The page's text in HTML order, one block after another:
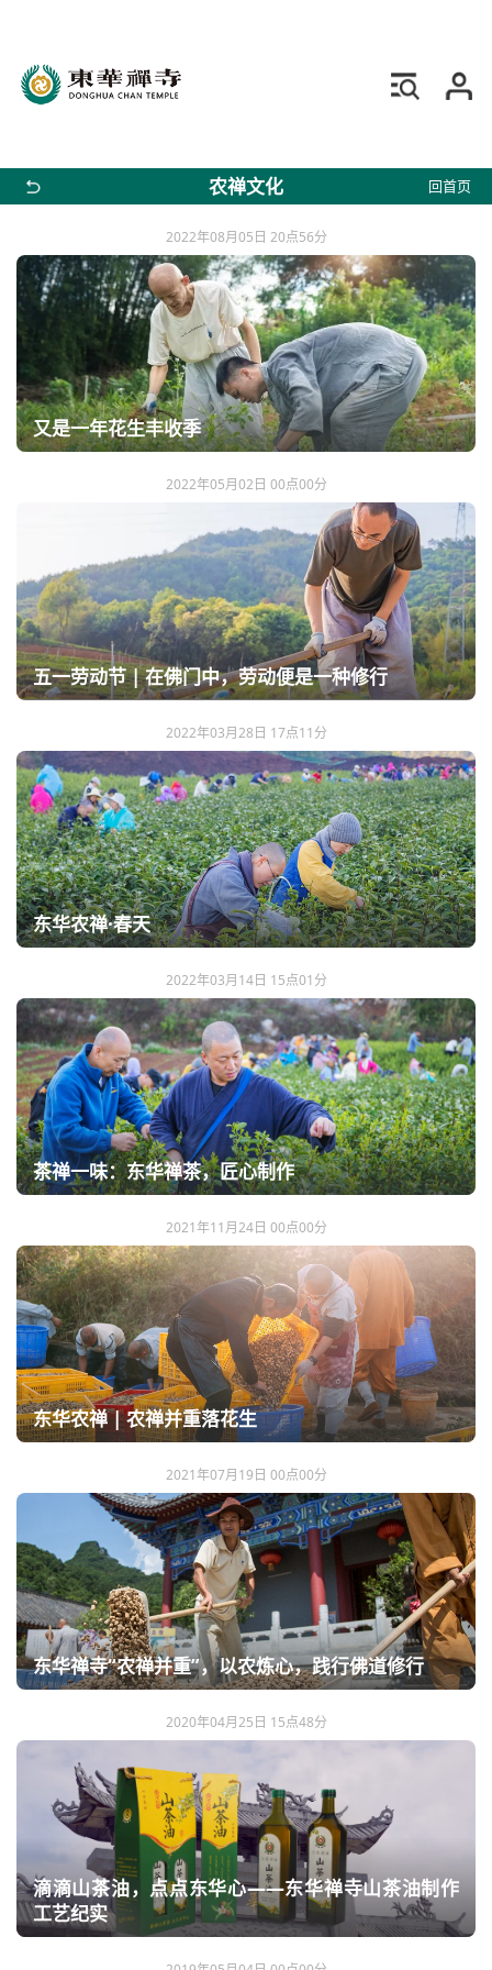
农禅文化 回首页
2022年08月05日 20点56分
又是一年花生丰收季
2022年05月02日 00点00分
五一劳动节 | 在佛门中，劳动便是一种修行
2022年03月28日 17点11分
东华农禅·春天
2022年03月14日 15点01分
茶禅一味：东华禅茶，匠心制作
2021年11月24日 00点00分
东华农禅 | 农禅并重落花生
2021年07月19日 00点00分
东华禅寺“农禅并重”，以农炼心，践行佛道修行
2020年04月25日 15点48分
滴滴山茶油，点点东华心——东华禅寺山茶油制作
工艺纪实